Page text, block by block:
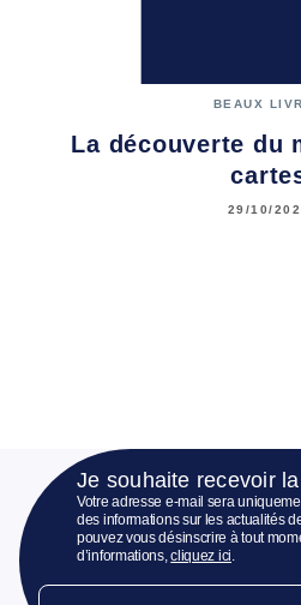
BEAUX
La découverte du
29/10/
Je souhaite recevoir
Votre adresse e-mail sera
des informations sur les actualités
pouvez vous désinscrire à tout
d’informations,cliquez ici